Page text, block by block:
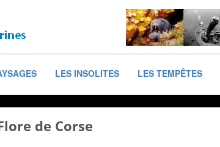
LES INSOLITES LES TEMPÊTES
de Corse